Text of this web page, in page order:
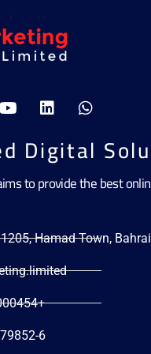
Digital
to provide the best
Hamad Town,
6